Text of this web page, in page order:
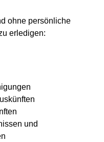
ohne persönliche
erledigen:
und